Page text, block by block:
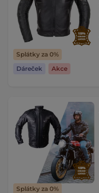
Splátky za 0%
Dáreček
Akce
Splátky za 0%